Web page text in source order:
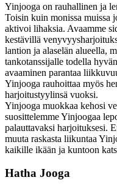
Yinjooga on rauhallinen ja
Toisin kuin monissa muissa
aktivoi lihaksia. Avaamme
kestävillä
lantion ja alaselän alueella,
tankotanssijalle todella
avaaminen parantaa
Yinjooga rauhoittaa myös
harjoitustyylinsä vuoksi.
Yinjooga muokkaa kehosi
suosittelemme Yinjoogaa
palauttavaksi harjoituksesi.
muuta raskasta liikuntaa
kaikille ikään ja kuntoon
Hatha Jooga